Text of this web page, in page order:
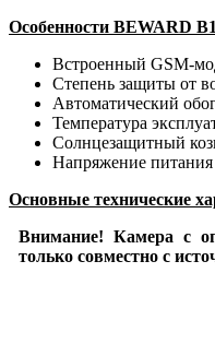
Особенности BEWARD
Встроенный GSM-
Степень защиты от
Автоматический
Температура
Солнцезащитный
Напряжение питания
Основные технические
Внимание! Камера с
только совместно с